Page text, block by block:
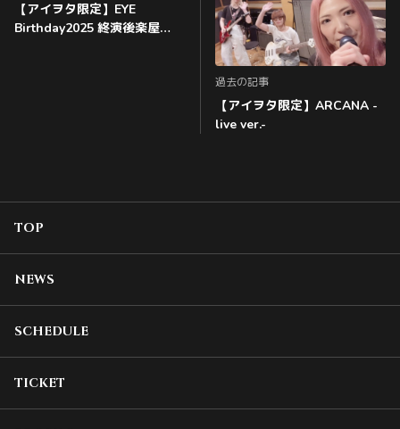
【アイヲタ限定】EYE
Birthday2025 終演後楽屋
過去の記事
【アイヲタ限定】ARCANA -
live ver.-
TOP
NEWS
SCHEDULE
TICKET